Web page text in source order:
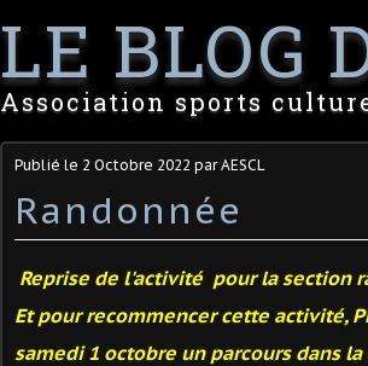
LE BLOG
Association sports
Publié le 2 Octobre 2022 par AESCL
Randonnée
Reprise de l'activité pour la section
Et pour recommencer cette activité,
samedi 1 octobre un parcours dans